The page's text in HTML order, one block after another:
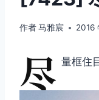
作者马雅宸 2016
尽 量框住